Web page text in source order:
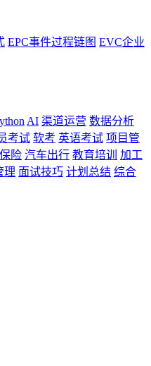
EPC事件过程链图 EVC企业
AI 渠道运营 数据分析
考试 软考 英语考试 项目管
险 汽车出行 教育培训
加工
理 面试技巧 计划总结 综合